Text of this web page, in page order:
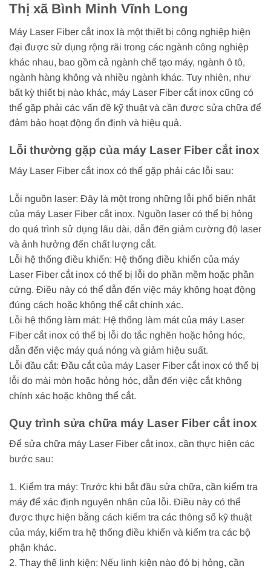
Thị xã Bình Minh Vĩnh Long
Máy Laser Fiber cắt inox là một thiết bị công nghiệp hiện
đại được sử dụng rộng rãi trong các ngành công nghiệp
khác nhau, bao gồm cả ngành chế tạo máy, ngành ô tô,
ngành hàng không và nhiều ngành khác. Tuy nhiên, như
bất kỳ thiết bị nào khác, máy Laser Fiber cắt inox cũng có
thể gặp phải các vấn đề kỹ thuật và cần được sửa chữa để
đảm bảo hoạt động ổn định và hiệu quả.
Lỗi thường gặp của máy Laser Fiber cắt inox
Máy Laser Fiber cắt inox có thể gặp phải các lỗi sau:
Lỗi nguồn laser: Đây là một trong những lỗi phổ biến nhất
của máy Laser Fiber cắt inox. Nguồn laser có thể bị hỏng
do quá trình sử dụng lâu dài, dẫn đến giảm cường độ laser
và ảnh hưởng đến chất lượng cắt.
Lỗi hệ thống điều khiển: Hệ thống điều khiển của máy
Laser Fiber cắt inox có thể bị lỗi do phần mềm hoặc phần
cứng. Điều này có thể dẫn đến việc máy không hoạt động
đúng cách hoặc không thể cắt chính xác.
Lỗi hệ thống làm mát: Hệ thống làm mát của máy Laser
Fiber cắt inox có thể bị lỗi do tắc nghẽn hoặc hỏng hóc,
dẫn đến việc máy quá nóng và giảm hiệu suất.
Lỗi đầu cắt: Đầu cắt của máy Laser Fiber cắt inox có thể bị
lỗi do mài mòn hoặc hỏng hóc, dẫn đến việc cắt không
chính xác hoặc không thể cắt.
Quy trình sửa chữa máy Laser Fiber cắt inox
Để sửa chữa máy Laser Fiber cắt inox, cần thực hiện các
bước sau:
1. Kiểm tra máy: Trước khi bắt đầu sửa chữa, cần kiểm tra
máy để xác định nguyên nhân của lỗi. Điều này có thể
được thực hiện bằng cách kiểm tra các thông số kỹ thuật
của máy, kiểm tra hệ thống điều khiển và kiểm tra các bộ
phận khác.
2. Thay thế linh kiện: Nếu linh kiện nào đó bị hỏng, cần